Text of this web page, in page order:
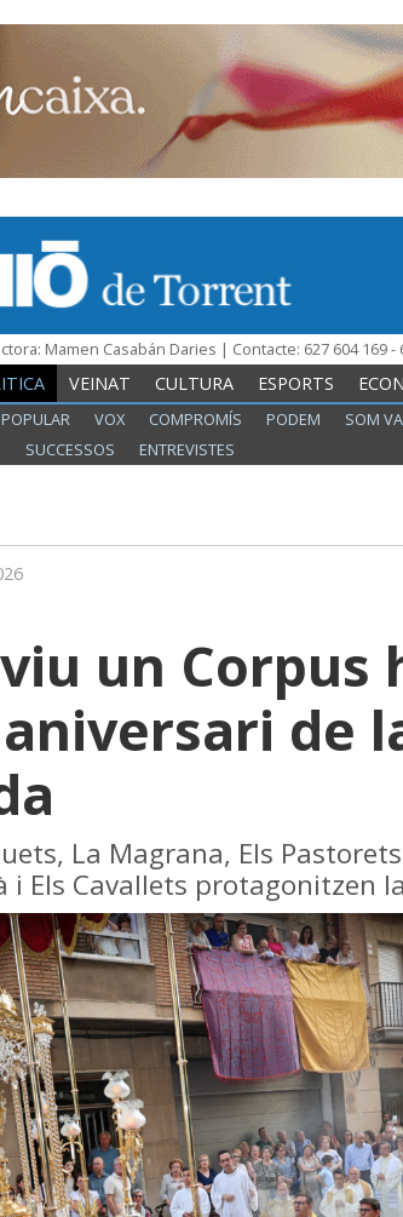
Mamen Casabán Daries | Contacte: 627 604 169 -
VEINAT CULTURA ESPORTS
VOX COMPROMÍS PODEM SOM
SUCCESSOS ENTREVISTES
un Corpus
de
La Magrana, Els
i Els Cavallets protagonitzen